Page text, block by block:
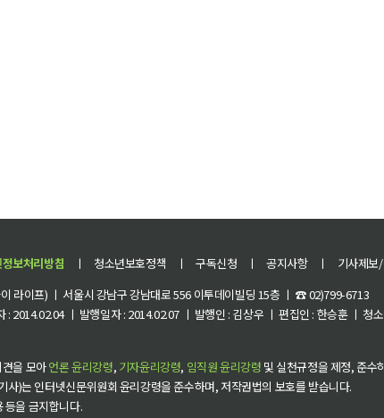
보처리방침 ㅣ 청소년보호정책 ㅣ 구독신청 ㅣ 공지사항 ㅣ 기사제보
라이프) ㅣ 서울시 강남구 강남대로 556 이투데이빌딩 15층 ㅣ ☎ 02)799-6713
2014.02.04 ㅣ 발행일자 : 2014.02.07 ㅣ 발행인 : 김상우 ㅣ 편집인 : 한승훈 ㅣ 청
을 모아언론 윤리강령, 기자윤리강령, 임직원 윤리강령 및 실천규정을 제정, 준수
사)는 인터넷신문위원회 윤리강령을 준수하며, 저작권법의 보호를 받습니다.
등을 금지합니다.